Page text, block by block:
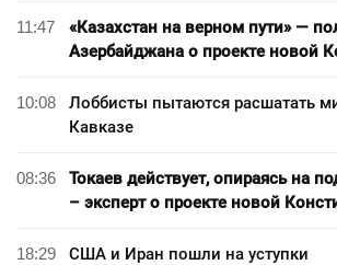
11:47
«Казахстан на верном пути» —
Азербайджана о проекте новой
10:08
Лоббисты пытаются расшатать
Кавказе
08:36
Токаев действует, опираясь на
– эксперт о проекте новой
18:29 США и Иран пошли на уступки